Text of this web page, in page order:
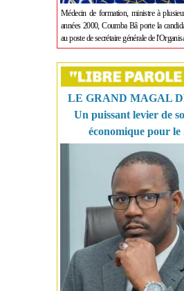
Médecin de formation, ministre à
années 2000, Coumba Bâ porte la
au poste de secrétaire générale de
LE GRAND MAGAL
Un puissant levier de
économique pour le